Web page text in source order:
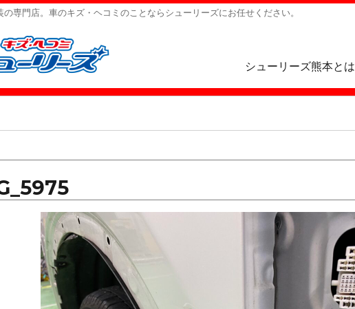
専門店。車のキズ・ヘコミのことならシューリーズにお任せください。
シューリーズ熊本とは